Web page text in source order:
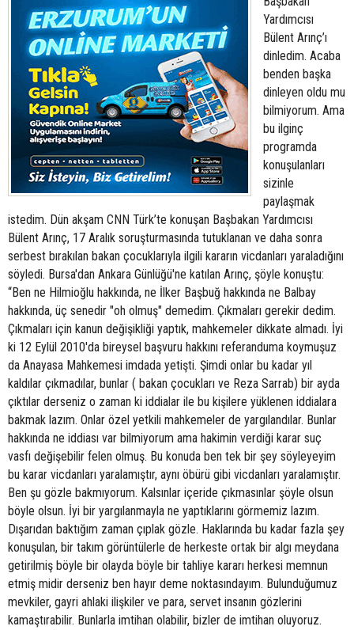
Yardımcısı
Bülent Arınç’ı
dinledim. Acaba
benden başka
dinleyen oldu mu
bilmiyorum. Ama
bu ilginç
programda
konuşulanları
sizinle
paylaşmak
istedim. Dün akşam CNN Türk’te konuşan Başbakan Yardımcısı
Bülent Arınç, 17 Aralık soruşturmasında tutuklanan ve daha sonra
serbest bırakılan bakan çocuklarıyla ilgili kararın vicdanları yaraladığını
söyledi. Bursa'dan Ankara Günlüğü'ne katılan Arınç, şöyle konuştu:
“Ben ne Hilmioğlu hakkında, ne İlker Başbuğ hakkında ne Balbay
hakkında, üç senedir "oh olmuş" demedim. Çıkmaları gerekir dedim.
Çıkmaları için kanun değişikliği yaptık, mahkemeler dikkate almadı. İyi
ki 12 Eylül 2010'da bireysel başvuru hakkını referanduma koymuşuz
da Anayasa Mahkemesi imdada yetişti. Şimdi onlar bu kadar yıl
kaldılar çıkmadılar, bunlar ( bakan çocukları ve Reza Sarrab) bir ayda
çıktılar derseniz o zaman ki iddialar ile bu kişilere yüklenen iddialara
bakmak lazım. Onlar özel yetkili mahkemeler de yargılandılar. Bunlar
hakkında ne iddiası var bilmiyorum ama hakimin verdiği karar suç
vasfı değişebilir felen olmuş. Bu konuda ben tek bir şey söyleyeyim
bu karar vicdanları yaralamıştır, aynı öbürü gibi vicdanları yaralamıştır.
Ben şu gözle bakmıyorum. Kalsınlar içeride çıkmasınlar şöyle olsun
böyle olsun. İyi bir yargılanmayla ne yaptıklarını görmemiz lazım.
Dışarıdan baktığım zaman çıplak gözle. Haklarında bu kadar fazla şey
konuşulan, bir takım görüntülerle de herkeste ortak bir algı meydana
getirilmiş böyle bir olayda böyle bir tahliye kararı herkesi memnun
etmiş midir derseniz ben hayır deme noktasındayım. Bulunduğumuz
mevkiler, gayri ahlaki ilişkiler ve para, servet insanın gözlerini
kamaştırabilir. Bunlarla imtihan olabilir, bizler de imtihan oluyoruz.